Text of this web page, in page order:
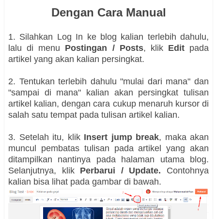
Dengan Cara Manual
1. Silahkan Log In ke blog kalian terlebih dahulu,
lalu di menu Postingan / Posts, klik Editpada
artikel yang akan kalian persingkat.
2. Tentukan terlebih dahulu "mulai dari mana" dan
"sampai di mana" kalian akan persingkat tulisan
artikel kalian, dengan cara cukup menaruh kursor di
salah satu tempat pada tulisan artikel kalian.
3. Setelah itu, klik Insert jump break, maka akan
muncul pembatas tulisan pada artikel yang akan
ditampilkan nantinya pada halaman utama blog.
Selanjutnya, klik Perbarui / Update. Contohnya
kalian bisa lihat pada gambar di bawah.